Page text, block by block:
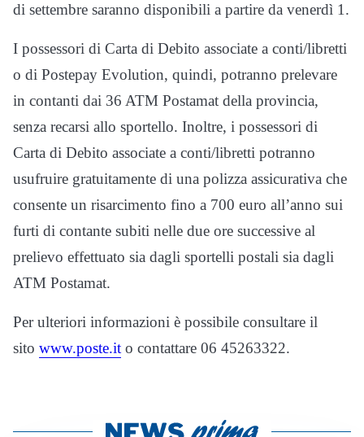
di settembre saranno disponibili a partire da venerdì 1.
I possessori di Carta di Debito associate a conti/libretti
o di Postepay Evolution, quindi, potranno prelevare
in contanti dai 36 ATM Postamat della provincia,
senza recarsi allo sportello. Inoltre, i possessori di
Carta di Debito associate a conti/libretti potranno
usufruire gratuitamente di una polizza assicurativa che
consente un risarcimento fino a 700 euro all’anno sui
furti di contante subiti nelle due ore successive al
prelievo effettuato sia dagli sportelli postali sia dagli
ATM Postamat.
Per ulteriori informazioni è possibile consultare il
sito www.poste.it o contattare 06 45263322.